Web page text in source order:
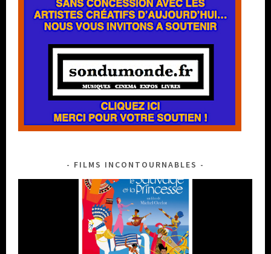
FILMS INCONTOURNABLES